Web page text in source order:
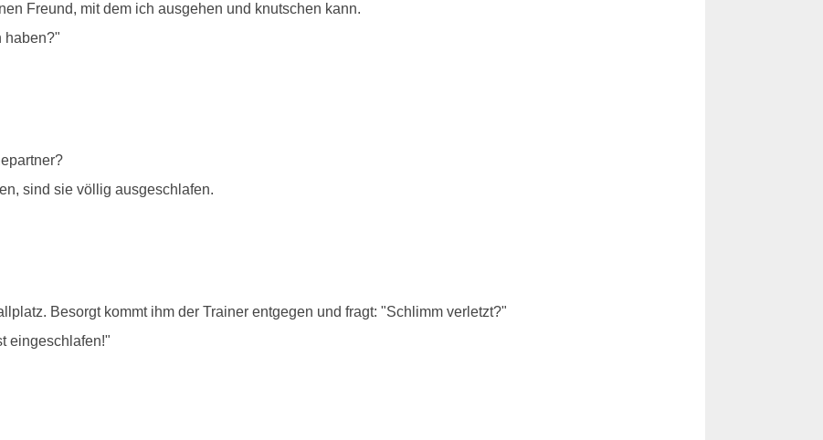
Freund, mit dem ich ausgehen und knutschen kann.
haben?"
sind sie völlig ausgeschlafen.
Besorgt kommt ihm der Trainer entgegen und fragt: "Schlimm verletzt?"
eingeschlafen!"